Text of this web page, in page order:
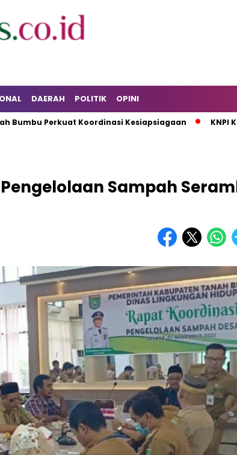
DAERAH POLITIK OPINI
Perkuat Koordinasi Kesiapsiagaan KNPI Kalsel
Pengelolaan Sampah